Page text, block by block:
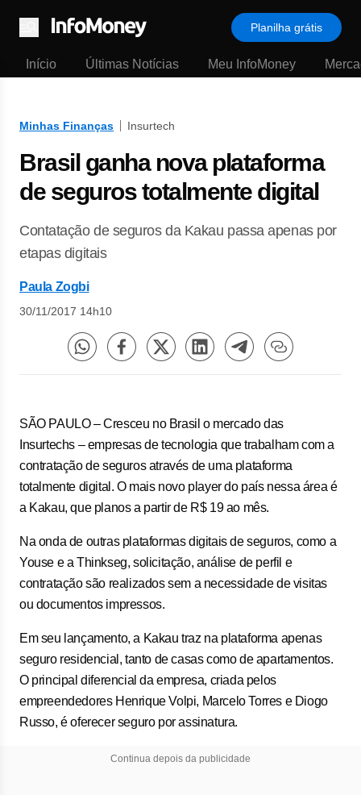
Menu
Planilha grátis
Início Últimas Notícias Meu InfoMoney
Minhas Finanças Insurtech
Brasil ganha nova plataforma
de seguros totalmente digital
Contatação de seguros da Kakau passa apenas por
etapas digitais
Paula Zogbi
30/11/2017 14h10
SÃO PAULO – Cresceu no Brasil o mercado das
Insurtechs – empresas de tecnologia que trabalham com a
contratação de seguros através de uma plataforma
totalmente digital. O mais novo player do país nessa área é
a Kakau, que planos a partir de R$ 19 ao mês.
Na onda de outras plataformas digitais de seguros, como a
Youse e a Thinkseg, solicitação, análise de perfil e
contratação são realizados sem a necessidade de visitas
ou documentos impressos.
Em seu lançamento, a Kakau traz na plataforma apenas
seguro residencial, tanto de casas como de apartamentos.
O principal diferencial da empresa, criada pelos
empreendedores Henrique Volpi, Marcelo Torres e Diogo
Russo, é oferecer seguro por assinatura.
Continua depois da publicidade